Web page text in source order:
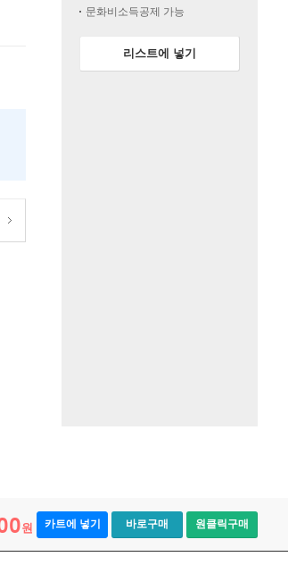
문화비소득공제 가능
리스트에 넣기
원 카트에 넣기 바로구매 원클릭구매